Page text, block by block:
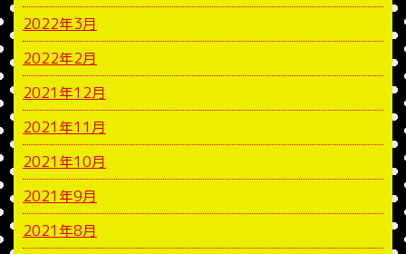
2022年3月
2022年2月
2021年12月
2021年11月
2021年10月
2021年9月
2021年8月